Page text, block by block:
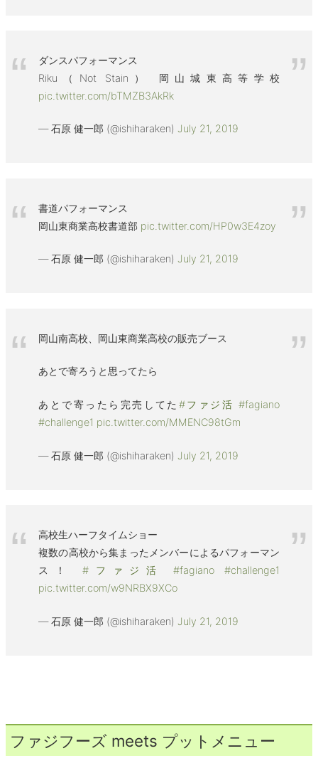
ダンスパフォーマンス
Riku（Not Stain） 岡山城東高等学校
pic.twitter.com/bTMZB3AkRk
— 石原 健一郎 (@ishiharaken)July 21, 2019
書道パフォーマンス
岡山東商業高校書道部 pic.twitter.com/HP0w3E4zoy
— 石原 健一郎 (@ishiharaken)July 21, 2019
岡山南高校、岡山東商業高校の販売ブース
あとで寄ろうと思ってたら
あとで寄ったら完売してた #ファジ活 #fagiano
#challenge1 pic.twitter.com/MMENC98tGm
— 石原 健一郎 (@ishiharaken)July 21, 2019
高校生ハーフタイムショー
複数の高校から集まったメンバーによるパフォーマン
ス！ #ファジ活 #fagiano
#challenge1
pic.twitter.com/w9NRBX9XCo
— 石原 健一郎 (@ishiharaken)July 21, 2019
ファジフーズ meets プットメニュー